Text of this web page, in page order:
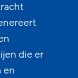
die er
en